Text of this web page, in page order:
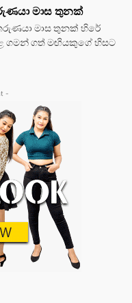
මාස තුනක්
තරුණයා මාස තුනක් හිරේ
ගමන් ගත් මඟියකුගේ හිසට
-